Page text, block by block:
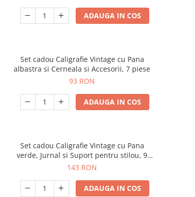
ADAUGA IN COS
Set cadou Caligrafie Vintage cu Pana
albastra si Cerneala si Accesorii, 7 piese
93 RON
ADAUGA IN COS
Set cadou Caligrafie Vintage cu Pana
verde, Jurnal si Suport pentru stilou, 9
piese
143 RON
ADAUGA IN COS